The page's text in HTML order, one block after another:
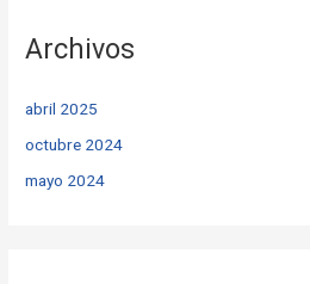
Archivos
abril 2025
octubre 2024
mayo 2024